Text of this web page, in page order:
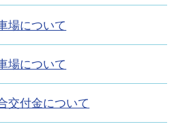
場について
場について
交付金について